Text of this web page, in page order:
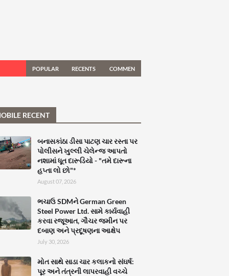
POPULAR RECENTS COMMEN
RECENT
બનાસકાંઠા ડીસા પાટણ ચાર રસ્તા પર
પોલીસને ખુલ્લી ચેલેન્જ આપતો
નશામાં ધૂત દારૂડિયો - "તમે દારૂના
હપ્તા લો છો"*
August 07, 2026
ભચાઉ SDMને German Green
Steel Power Ltd. સામે કાર્યવાહી
કરવા રજૂઆત, ગૌચર જમીન પર
દબાણ અને પ્રદૂષણના આક્ષેપ
July 30, 2026
મોત સાથે સાડા ચાર કલાકનો સંઘર્ષ:
પૂર અને તંત્રની લાપરવાહી વચ્ચે